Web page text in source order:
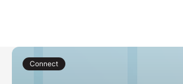
Connect